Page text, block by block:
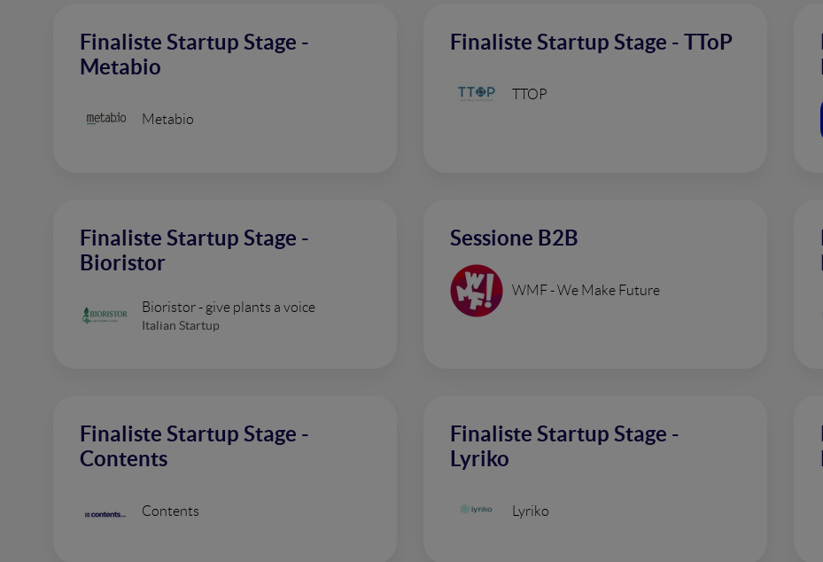
Finaliste Startup Stage -
Metabio
Metabio
Finaliste Startup Stage - TToP
TTOP
Finaliste Startup Stage -
Bioristor
Bioristor - give plants a voice
Italian Startup
Sessione B2B
WMF - We Make Future
Finaliste Startup Stage -
Contents
Contents
Finaliste Startup Stage -
Lyriko
Lyriko